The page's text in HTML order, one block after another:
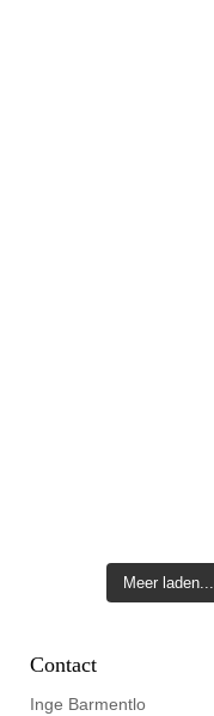
Meer laden...
Contact
Inge Barmentlo